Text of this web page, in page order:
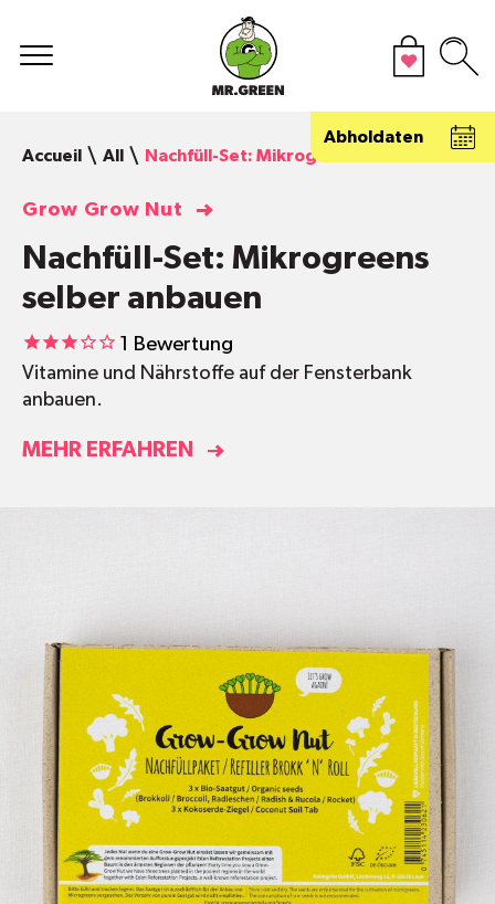
Abholdaten
Accueil
All Nachfüll-Set: Mikrogreens selber
Grow Grow Nut
Nachfüll-Set: Mikrogreens
selber anbauen
1 Bewertung
Vitamine und Nährstoffe auf der Fensterbank
anbauen.
MEHR ERFAHREN